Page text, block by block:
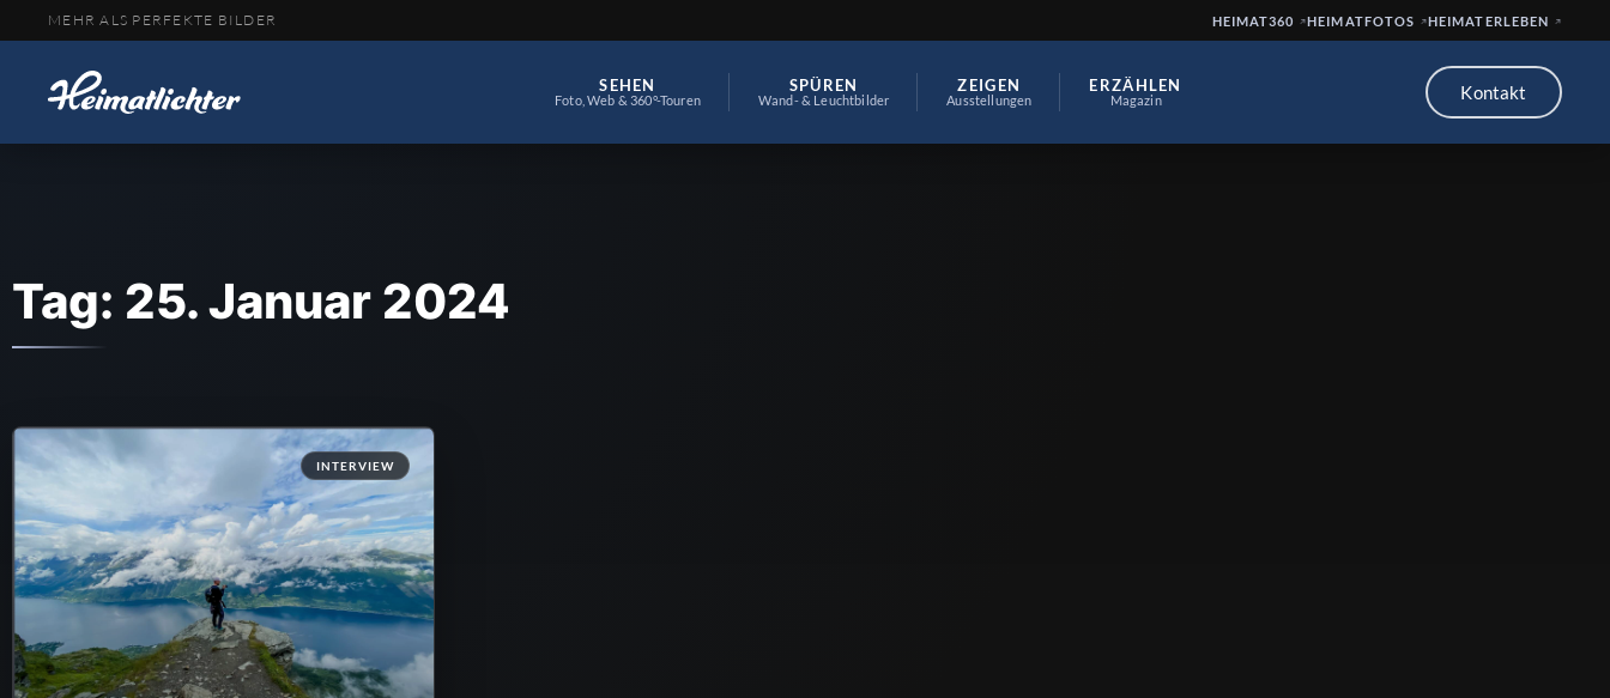
MEHR ALS PERFEKTE BILDER HEIMAT360 HEIMATFOTOS HEIMATERLEBEN
SEHEN
Foto, Web & 360°-Touren
SPÜREN
Wand- & Leuchtbilder
ZEIGEN
Ausstellungen
ERZÄHLEN
Magazin Kontakt
Tag: 25. Januar 2024
INTERVIEW